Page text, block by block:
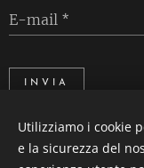
E-mail
INVIA
Utilizziamo i cookie
e la sicurezza del